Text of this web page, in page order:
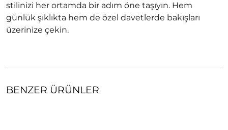
stilinizi her ortamda bir adım öne taşıyın. Hem
günlük şıklıkta hem de özel davetlerde bakışları
üzerinize çekin.
BENZER ÜRÜNLER